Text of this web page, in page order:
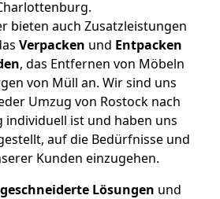
bieten auch Zusatzleistungen
Verpacken und Entpacken
, das Entfernen von Möbeln
von Müll an. Wir sind uns
Umzug von Rostock nach
individuell ist und haben uns
auf die Bedürfnisse und
Kunden einzugehen.
Lösungen und